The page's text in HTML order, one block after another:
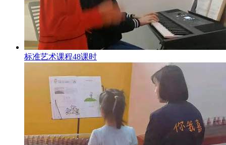
标准艺术课程48课时